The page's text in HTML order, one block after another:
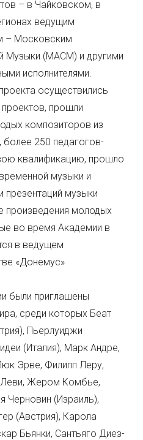
– в Чайковском, в
ведущим
– Московским
Музыки (МАСМ) и другими
исполнителями.
осуществились
прошли
композиторов из
более 250 педагогов-
квалификацию, прошло
музыки и
презентаций музыки
молодых
во время Академии в
в ведущем
«Донемус»
были приглашены
среди которых Беат
Пьерлуиджи
(Италия), Марк Андре,
Эрве, Филипп Леру,
Жером Комбье,
Черновин (Израиль),
(Австрия), Карола
Бьянки, Сантьяго Диез-